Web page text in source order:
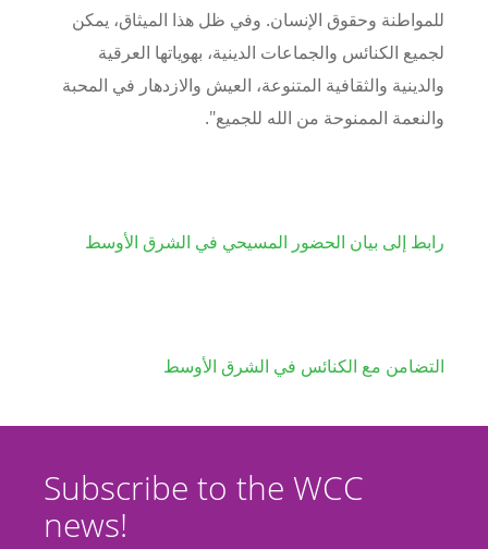
للمواطنة وحقوق الإنسان. وفي ظل هذا الميثاق، يمكن
لجميع الكنائس والجماعات الدينية، بهوياتها العرقية
والدينية والثقافية المتنوعة، العيش والازدهار في المحبة
والنعمة الممنوحة من الله للجميع".
رابط إلى بيان الحضور المسيحي في الشرق الأوسط
التضامن مع الكنائس في الشرق الأوسط
Subscribe to the WCC
news!